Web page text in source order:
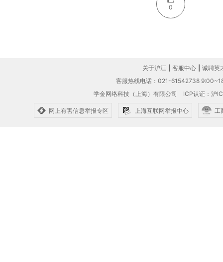
0
关于沪江 客服中心
诚聘英
客服热线电话：021-61542738
学金网络科技（上海）有限公司 ICP认证：沪
网上有害信息举报专区 上海互联网举报中心 工